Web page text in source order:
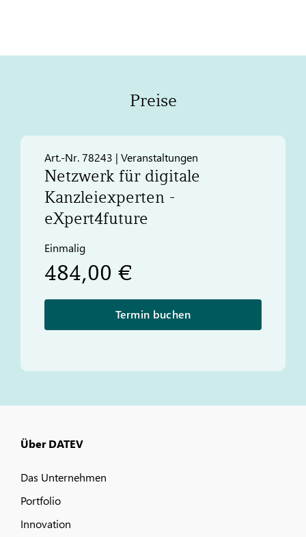
Preise
Art.-Nr. 78243 | Veranstaltungen
Netzwerk für digitale
Kanzleiexperten -
eXpert4future
Einmalig
484,00 €
Termin buchen
Über DATEV
Das Unternehmen
Portfolio
Innovation